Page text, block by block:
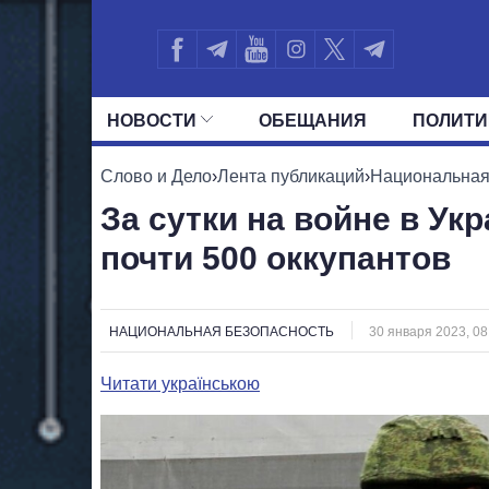
НОВОСТИ ОБЕЩАНИЯ
ВСЕ ПОЛИТИКИ ПРЕЗИДЕНТ И
Слово и Дело›Лента публикаций›
За сутки на войне в
почти 500 оккупантов
НАЦИОНАЛЬНАЯ БЕЗОПАСНОСТЬ 30 января 2023,
Читати українською